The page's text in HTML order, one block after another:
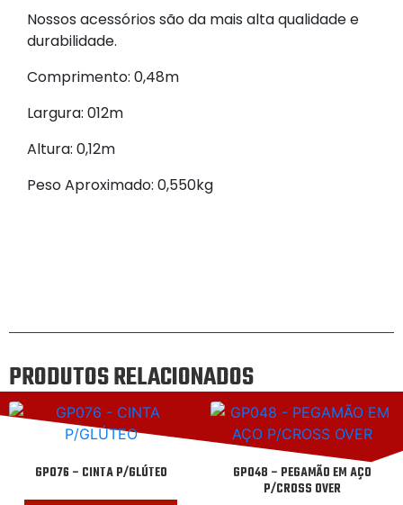
Nossos acessórios são da mais alta qualidade e
durabilidade.
Comprimento: 0,48m
Largura: 012m
Altura: 0,12m
Peso Aproximado: 0,550kg
PRODUTOS RELACIONADOS
GP076 – CINTA P/GLÚTEO
GP048 – PEGAMÃO EM AÇO
P/CROSS OVER